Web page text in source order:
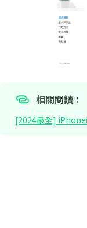
相關閱讀：
[2024最全] iPhone